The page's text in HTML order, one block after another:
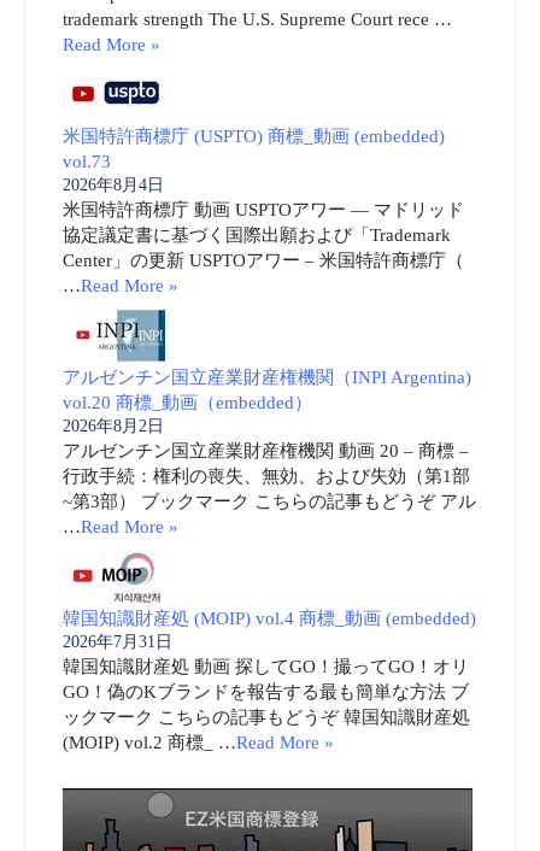
trademark strength The U.S. Supreme Court rece …
Read More »
米国特許商標庁 (USPTO) 商標_動画 (embedded)
vol.73
2026年8月4日
米国特許商標庁 動画 USPTOアワー ― マドリッド
協定議定書に基づく国際出願および「Trademark
Center」の更新 USPTOアワー – 米国特許商標庁（
…Read More »
アルゼンチン国立産業財産権機関（INPI Argentina)
vol.20 商標_動画（embedded）
2026年8月2日
アルゼンチン国立産業財産権機関 動画 20 – 商標 –
行政手続：権利の喪失、無効、および失効（第1部
~第3部） ブックマーク こちらの記事もどうぞ アル
…Read More »
韓国知識財産処 (MOIP) vol.4 商標_動画 (embedded)
2026年7月31日
韓国知識財産処 動画 探してGO！撮ってGO！オリ
GO！偽のKブランドを報告する最も簡単な方法 ブ
ックマーク こちらの記事もどうぞ 韓国知識財産処
(MOIP) vol.2 商標_ …Read More »